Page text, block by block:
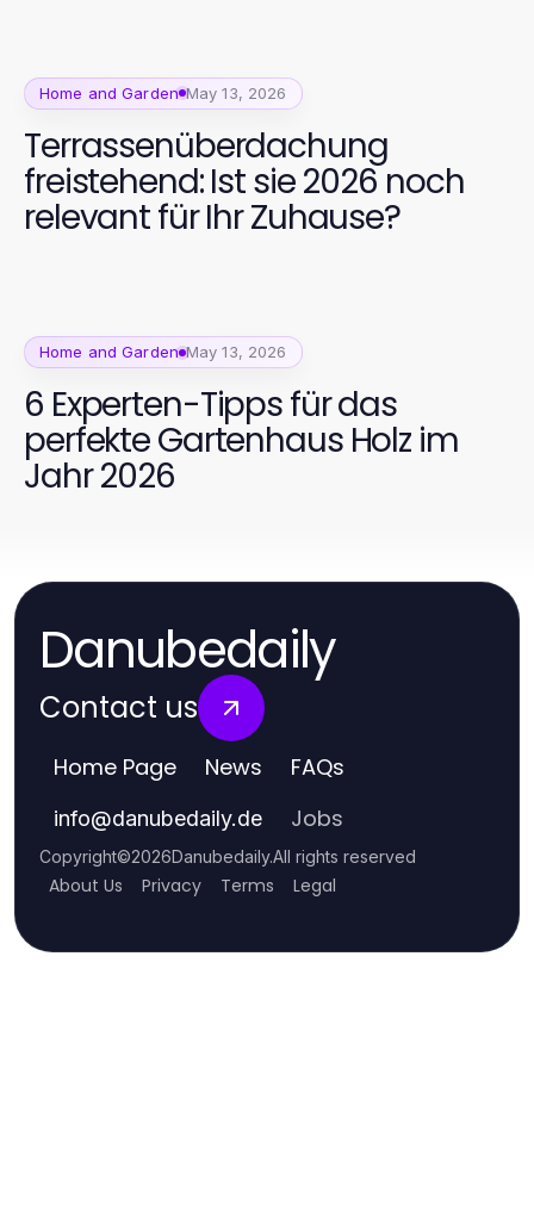
Home and Garden May 13, 2026
Terrassenüberdachung
freistehend: Ist sie 2026 noch
relevant für Ihr Zuhause?
Home and Garden May 13, 2026
6 Experten-Tipps für das
perfekte Gartenhaus Holz im
Jahr 2026
Danubedaily
Contact us
Home Page News FAQs
info@danubedaily.de Jobs
Copyright©2026Danubedaily.All rights reserved
About Us Privacy Terms Legal